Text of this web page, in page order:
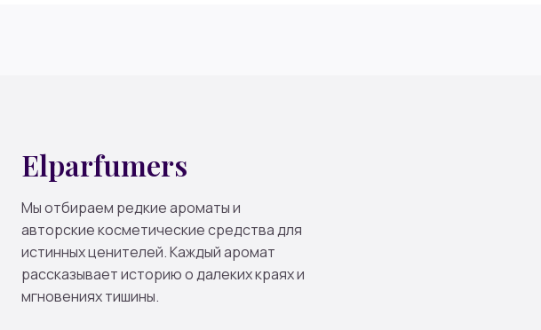
Elparfumers
Мы отбираем редкие ароматы и
авторские косметические средства для
истинных ценителей. Каждый аромат
рассказывает историю о далеких краях и
мгновениях тишины.